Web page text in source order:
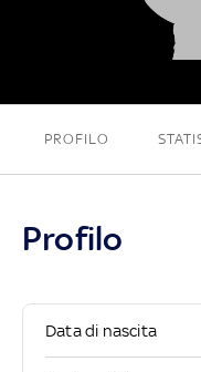
PROFILO
Profilo
Data di nascita